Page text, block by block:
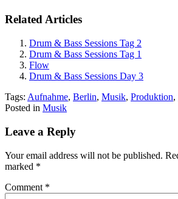
Related Articles
Drum & Bass Sessions Tag 2
Drum & Bass Sessions Tag 1
Flow
Drum & Bass Sessions Day 3
Tags: Aufnahme, Berlin, Musik, Produktion,
Posted in Musik
Leave a Reply
Your email address will not be published.
marked *
Comment *